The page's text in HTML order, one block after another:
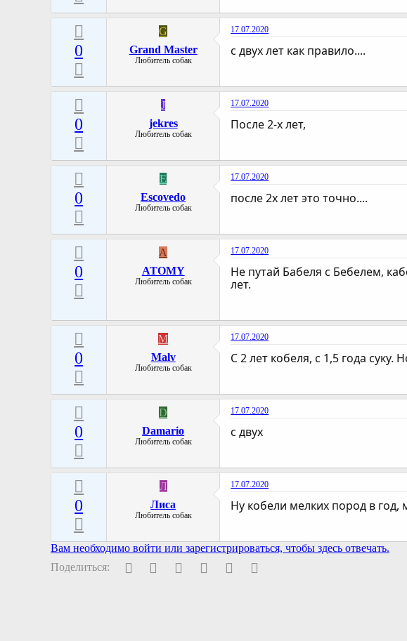
0
G
Grand Master
Любитель собак
17.07.2020
с двух лет как правило....
0
J
jekres
Любитель собак
17.07.2020
После 2-х лет,
0
E
Escovedo
Любитель собак
17.07.2020
после 2х лет это точно....
0
A
ATOMY
Любитель собак
17.07.2020
Не путай Бабеля с Бебелем,
лет.
0
M
Malv
Любитель собак
17.07.2020
С 2 лет кобеля, с 1,5 года
0
D
Damario
Любитель собак
17.07.2020
с двух
0
Л
Лиса
Любитель собак
17.07.2020
Ну кобели мелких пород в год,
Вам необходимо войти или зарегистрироваться, чтобы здесь отвечать.
Поделиться:
Facebook
Twitter PinterestWhatsAppЭлектронная почта